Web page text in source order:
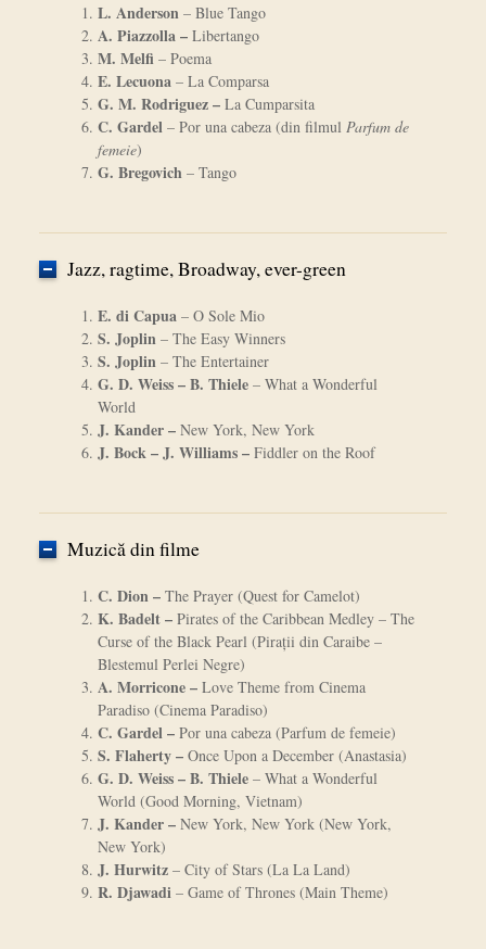
L. Anderson– Blue Tango
A. Piazzolla – Libertango
M. Melfi– Poema
E. Lecuona– La Comparsa
G. M. Rodriguez – La Cumparsita
C. Gardel– Por una cabeza (din filmul Parfum de
femeie)
G. Bregovich– Tango
Jazz, ragtime, Broadway, ever-green
E. di Capua– O Sole Mio
S. Joplin– The Easy Winners
S. Joplin– The Entertainer
G. D. Weiss – B. Thiele– What a Wonderful
World
J. Kander – New York, New York
J. Bock – J. Williams – Fiddler on the Roof
Muzică din filme
C. Dion – The Prayer (Quest for Camelot)
K. Badelt – Pirates of the Caribbean Medley – The
Curse of the Black Pearl (Piraţii din Caraibe –
Blestemul Perlei Negre)
A. Morricone – Love Theme from Cinema
Paradiso (Cinema Paradiso)
C. Gardel – Por una cabeza (Parfum de femeie)
S. Flaherty – Once Upon a December (Anastasia)
G. D. Weiss – B. Thiele– What a Wonderful
World (Good Morning, Vietnam)
J. Kander – New York, New York (New York,
New York)
J. Hurwitz– City of Stars (La La Land)
R. Djawadi– Game of Thrones (Main Theme)